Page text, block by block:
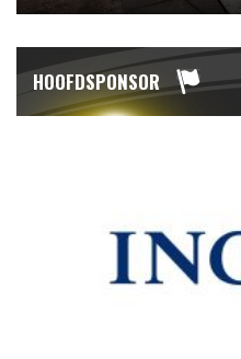
HOOFDSPONSOR